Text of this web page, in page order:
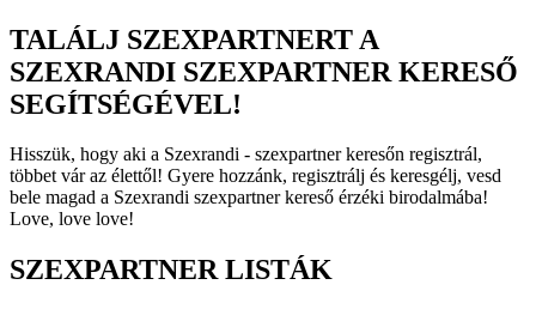
TALÁLJ SZEXPARTNERT A
SZEXRANDI SZEXPARTNER KERESŐ
SEGÍTSÉGÉVEL!
Hisszük, hogy aki a Szexrandi - szexpartner keresőn regisztrál,
többet vár az élettől! Gyere hozzánk, regisztrálj és keresgélj, vesd
bele magad a Szexrandi szexpartner kereső érzéki birodalmába!
Love, love love!
SZEXPARTNER LISTÁK